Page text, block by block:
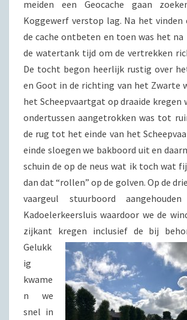
meiden een Geocache gaan
Koggewerf verstop lag. Na het vinden
de cache ontbeten en toen was het na
de watertank tijd om de vertrekken
De tocht begon heerlijk rustig over
en Goot in de richting van het Zwarte
het Scheepvaartgat op draaide kregen
ondertussen aangetrokken was tot
de rug tot het einde van het
einde sloegen we bakboord uit en
schuin de op de neus wat ik toch wat
dan dat “rollen” op de golven. Op de
vaargeul stuurboord
Kadoelerkeersluis waardoor we de
zijkant kregen inclusief de bij
Gelukk
ig
kwame
n we
snel in